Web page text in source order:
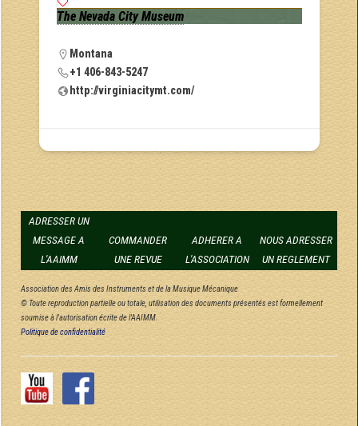
The Nevada City Museum
Montana
+1 406-843-5247
http://virginiacitymt.com/
ADRESSER UN
MESSAGE A
L'AAIMM
COMMANDER
UNE REVUE
ADHERER A
L'ASSOCIATION
NOUS ADRESSER
UN REGLEMENT
Association des Amis des Instruments et de la Musique Mécanique
© Toute reproduction partielle ou totale, utilisation des documents présentés est formellement
soumise à l'autorisation écrite de l'AAIMM.
Politique de confidentialité